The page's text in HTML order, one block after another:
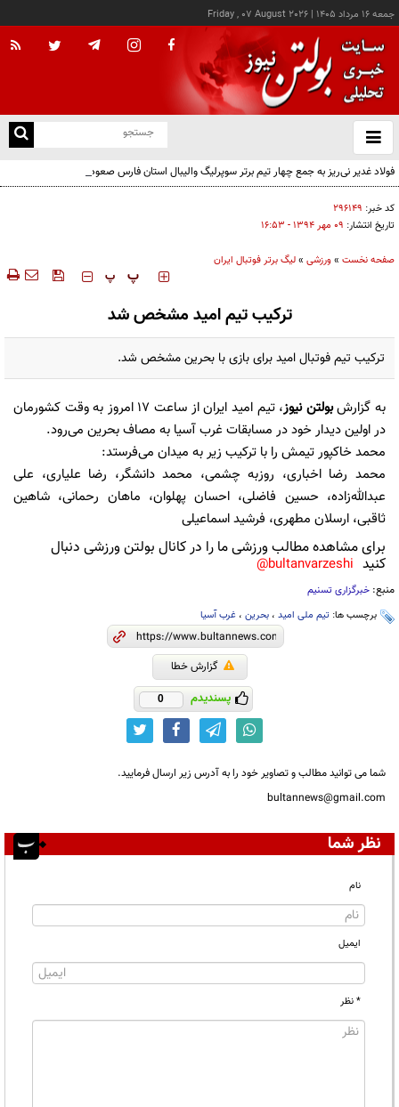
جمعه ۱۶ مرداد ۱۴۰۵ |
Friday , 07 August 2026
باز
و
فولاد غدیر نی‌ریز به جمع چهار تیم برتر سوپرلیگ والیبال استان فارس صعود کرد
کد خبر: ۲۹۶۱۴۹
تاریخ انتشار: ۰۹ مهر ۱۳۹۴ - ۱۶:۵۳
صفحه نخست »ورزشی »لیگ برتر فوتبال ایران
‍‍‍ پ پ
ترکیب تیم امید مشخص شد
ترکیب تیم فوتبال امید برای بازی با بحرین مشخص شد.
به گزارشبولتن نیوز
، تیم امید ایران از ساعت 17 امروز به وقت کشورمان
در اولین دیدار خود در مسابقات غرب آسیا به مصاف بحرین می‌رود.
محمد خاکپور تیمش را با ترکیب زیر به میدان می‌فرستد:
محمد رضا اخباری، روزبه چشمی، محمد دانشگر، رضا علیاری، علی
عبدالله‌زاده، حسین فاضلی، احسان پهلوان، ماهان رحمانی، شاهین
ثاقبی، ارسلان مطهری، فرشید اسماعیلى
برای مشاهده مطالب ورزشی ما را در کانال بولتن ورزشی دنبال
کنید bultanvarzeshi@
منبع: خبرگزاری تسنیم
برچسب ها: تیم ملی امید ، بحرین ، غرب آسیا
گزارش خطا
پسندیدم 0
شما می توانید مطالب و تصاویر خود را به آدرس زیر ارسال فرمایید.
bultannews@gmail.com
نظر شما
نام
ایمیل
* نظر